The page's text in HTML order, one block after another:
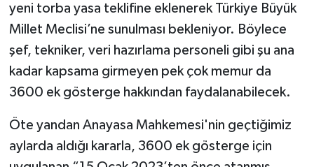
yeni torba yasa teklifine eklenerek Türkiye Büyük
Millet Meclisi’ne sunulması bekleniyor. Böylece
şef, tekniker, veri hazırlama personeli gibi şu ana
kadar kapsama girmeyen pek çok memur da
3600 ek gösterge hakkından faydalanabilecek.
Öte yandan Anayasa Mahkemesi'nin geçtiğimiz
aylarda aldığı kararla, 3600 ek gösterge için